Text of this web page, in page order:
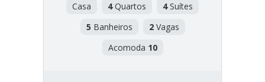
Casa 4Quartos 4Suítes
5 Banheiros 2Vagas
Acomoda 10